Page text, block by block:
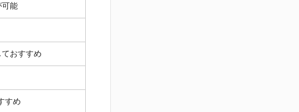
可能
おすすめ
すめ